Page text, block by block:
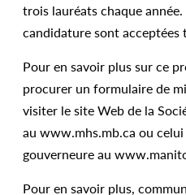
trois lauréats chaque
candidature sont acceptées
Pour en savoir plus sur ce
procurer un formulaire de
visiter le site Web de la
au www.mhs.mb.ca ou
gouverneure au
Pour en savoir plus,